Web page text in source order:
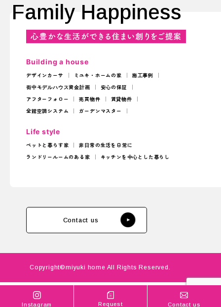
Family Happiness
Building a house
デザインカーサ ミユキ・ホームの家
施工事例
街中モデルハウス資金計画
安心の保証
アフターフォロー
売買物件
賃貸物件
全館空調システム
ガーデンマスター
Life style
ペットと暮らす家
非日常の生活を日常に
ランドリールームのある家
キッチンを中心とした暮らし
Contact us
Copyright©miyuki home All Rights Reserved.
Instagram Request Contact us